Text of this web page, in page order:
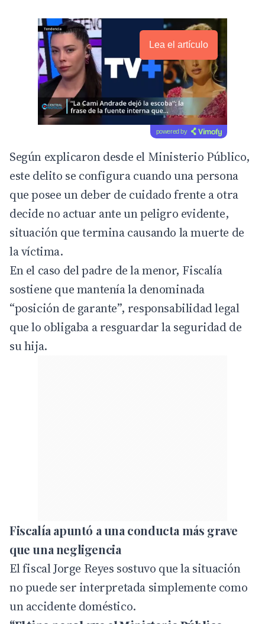
Lea el artículo
powered by
Según explicaron desde el Ministerio Público,
este delito se configura cuando una persona
que posee un deber de cuidado frente a otra
decide no actuar ante un peligro evidente,
situación que termina causando la muerte de
la víctima.
En el caso del padre de la menor, Fiscalía
sostiene que mantenía la denominada
“posición de garante”, responsabilidad legal
que lo obligaba a resguardar la seguridad de
su hija.
Fiscalía apuntó a una conducta más grave
que una negligencia
El fiscal Jorge Reyes sostuvo que la situación
no puede ser interpretada simplemente como
un accidente doméstico.